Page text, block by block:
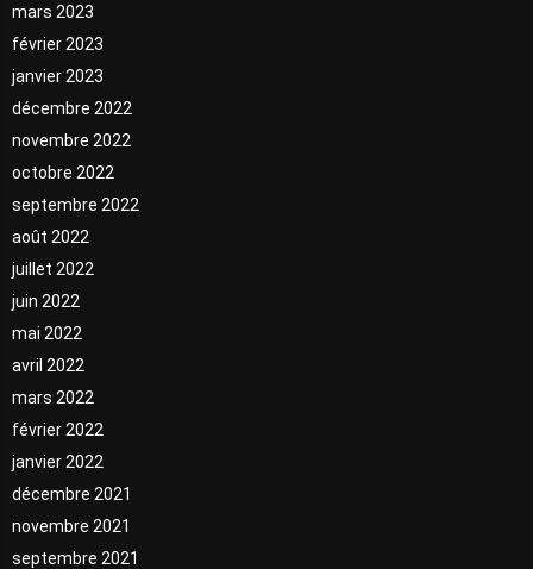
mars 2023
février 2023
janvier 2023
décembre 2022
novembre 2022
octobre 2022
septembre 2022
août 2022
juillet 2022
juin 2022
mai 2022
avril 2022
mars 2022
février 2022
janvier 2022
décembre 2021
novembre 2021
septembre 2021